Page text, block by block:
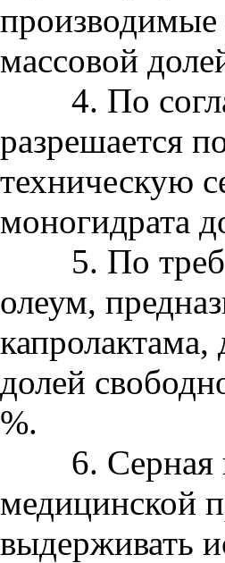
производимые
массовой
4. По
разрешается
техническую
моногидрата
5. По
олеум,
капролактама,
долей
%.
6. Серная
медицинской
выдерживать